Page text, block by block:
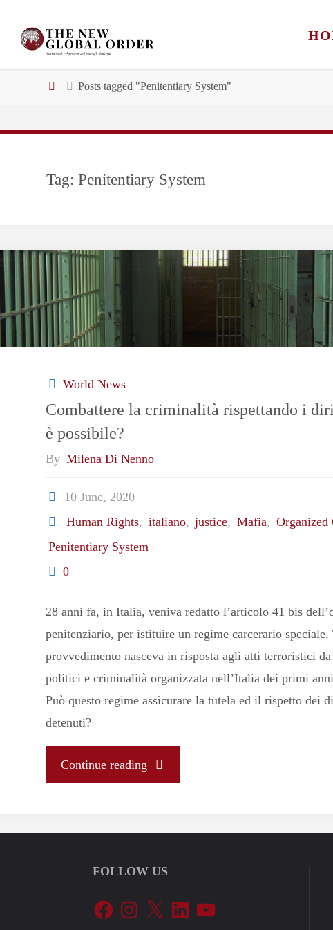
content
HomePosts tagged "Penitentiary System"
Tag:Penitentiary System
World News
Combattere la criminalità rispettando i
è possibile?
By Milena Di Nenno
10 June, 2020
Human Rights, italiano, justice, Mafia, Organized
Penitentiary System
0
28 anni fa, in Italia, veniva redatto l’articolo 41 bis
penitenziario, per istituire un regime carcerario speciale.
provvedimento nasceva in risposta agli atti terroristici
politici e criminalità organizzata nell’Italia dei primi
Può questo regime assicurare la tutela ed il rispetto dei
detenuti?
Continue reading"Combattere
rispettando
i
FOLLOW US
FacebookInstagram
X LinkedInYouTube